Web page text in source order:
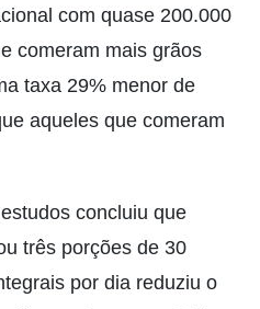
com quase 200.000
comeram mais grãos
taxa 29% menor de
aqueles que comeram
concluiu que
três porções de 30
por dia reduziu o